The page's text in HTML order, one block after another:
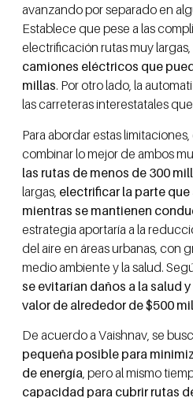
avanzando por separado en
Establece que pese a las
electrificación rutas muy largas,
camiones eléctricos que
millas. Por otro lado, la
las carreteras interestatales
Para abordar estas
combinar lo mejor de ambos
las rutas de menos de 300
largas, electrificar la parte
mientras se mantienen
estrategia aportaría a la
del aire en áreas urbanas, con
medio ambiente y la salud.
se evitarían daños a la salud
valor de alrededor de $500
De acuerdo a Vaishnav, se
pequeña posible para
de energía, pero al mismo
capacidad para cubrir rutas